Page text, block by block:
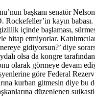
başkanı senatör
kayın babası.
içinde başlaması,
etmiyorlar.
gidiyorsun?’ diye
olsa da kongre
olarak görmeye devam
göre Federal
kurban gitmesin diye bu
düzenlenen